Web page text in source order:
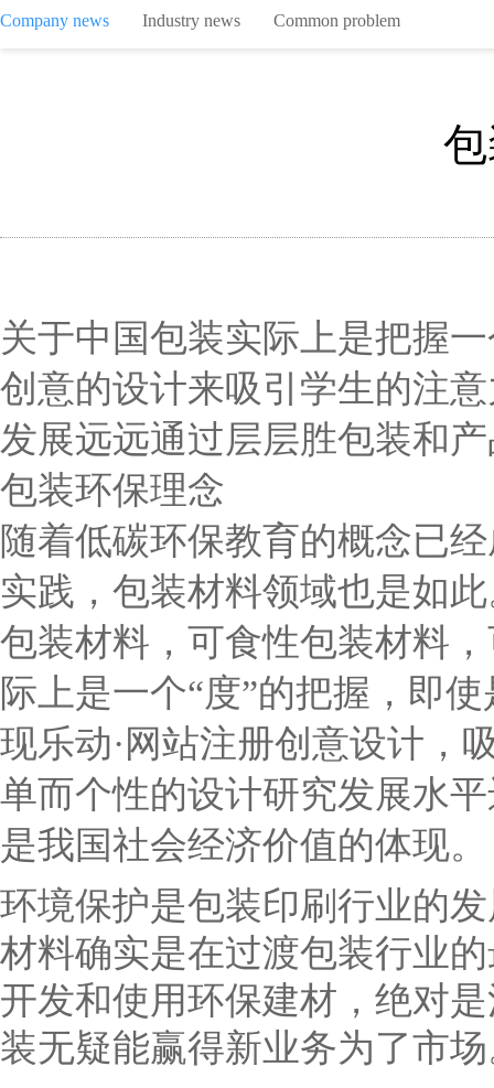
Company news Industry news Common problem
关于中国包装实际上是把握
创意的设计来吸引学生的注
发展远远通过层层胜包装和
包装环保理念
随着低碳环保教育的概念已
实践，包装材料领域也是如
包装材料，可食性包装材料
际上是一个“度”的把握，即
现乐动·网站注册创意设计，
单而个性的设计研究发展水
是我国社会经济价值的体现。
环境保护是包装印刷行业的
材料确实是在过渡包装行业
开发和使用环保建材，绝对
装无疑能赢得新业务为了市